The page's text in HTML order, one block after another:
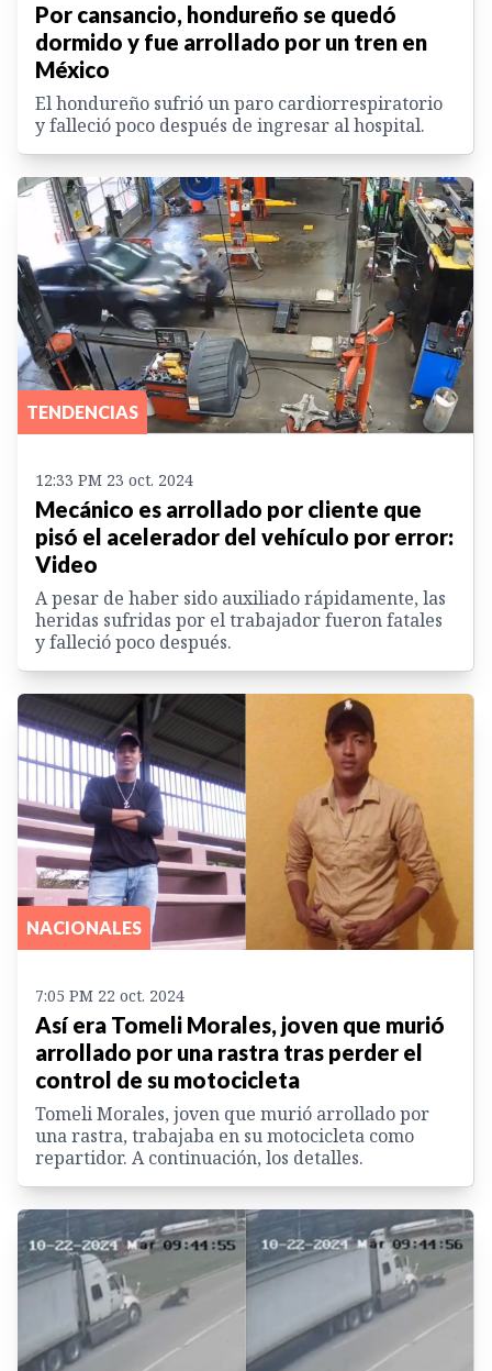
Por cansancio, hondureño se quedó
dormido y fue arrollado por un tren en
México
El hondureño sufrió un paro cardiorrespiratorio
y falleció poco después de ingresar al hospital.
TENDENCIAS
12:33 PM 23 oct. 2024
Mecánico es arrollado por cliente que
pisó el acelerador del vehículo por error:
Video
A pesar de haber sido auxiliado rápidamente, las
heridas sufridas por el trabajador fueron fatales
y falleció poco después.
NACIONALES
7:05 PM 22 oct. 2024
Así era Tomeli Morales, joven que murió
arrollado por una rastra tras perder el
control de su motocicleta
Tomeli Morales, joven que murió arrollado por
una rastra, trabajaba en su motocicleta como
repartidor. A continuación, los detalles.